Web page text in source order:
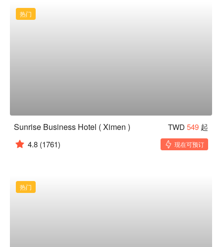
热门
Sunrise Business Hotel ( Ximen ) TWD 549 起
4.8 (1761) 现在可预订
热门